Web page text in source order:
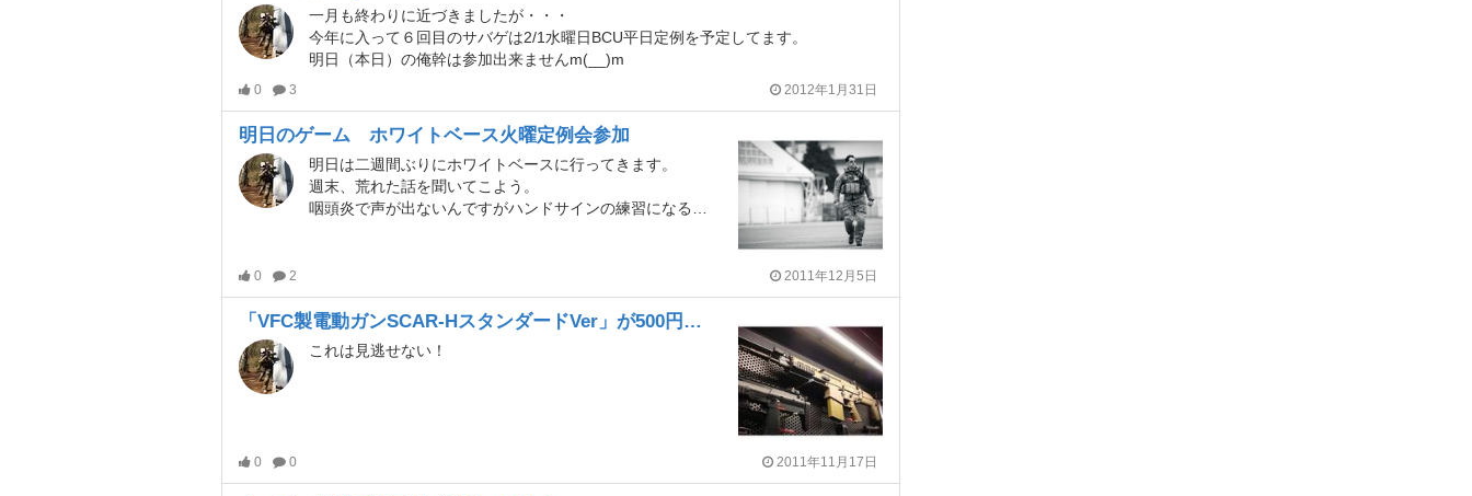
一月も終わりに近づきましたが・・・
今年に入って６回目のサバゲは2/1水曜日BCU平日定例を予定してます。
明日（本日）の俺幹は参加出来ませんm(__)m
0 3 2012年1月31日
明日のゲーム ホワイトベース火曜定例会参加
明日は二週間ぶりにホワイトベースに行ってきます。
週末、荒れた話を聞いてこよう。
咽頭炎で声が出ないんですがハンドサインの練習になるかなと・・・(-_-;)
0 2 2011年12月5日
「VFC製電動ガンSCAR-HスタンダードVer」が500円！？
これは見逃せない！
0 0 2011年11月17日